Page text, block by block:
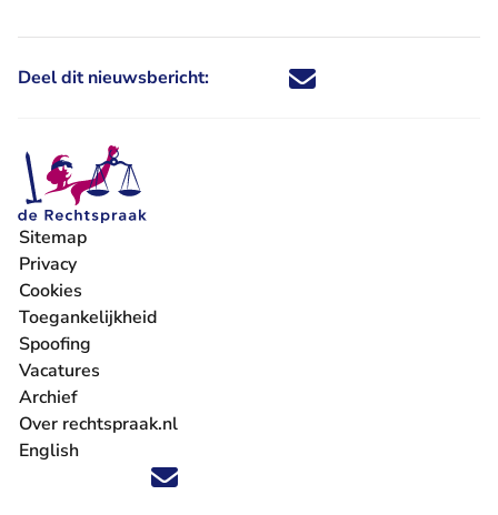
Deel dit nieuwsbericht: Deel dit nieuwsbericht via X -
Deel dit nieuwsbericht via
Deel dit nieuwsbericht
Deel dit
Volg ons op X (Twitter) - U verlaat Rechtspraak.nl
Volg ons op Facebook - U verlaat Rechtspraak.nl
Volg ons op Instagram - U verlaat Rechtspraak.nl
Volg ons op Youtube - U verlaat Rechtspraak.nl
Volg ons op LinkedIn - U verlaat
'Blijf op de hoogte' nieuwsbrief - U verlaat
Sitemap
Privacy
Cookies
Toegankelijkheid
Spoofing
Vacatures
- U verlaat Rechtspraak.nl
Archief
Over rechtspraak.nl
English